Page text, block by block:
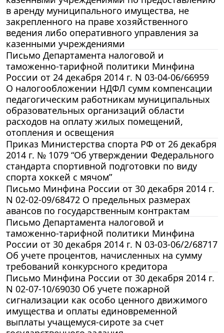
в аренду муниципального имущества, не
закрепленного на праве хозяйственного
ведения либо оперативного управления за
казенными учреждениями
Письмо Департамента налоговой и
таможенно-тарифной политики Минфина
России от 24 декабря 2014 г. N 03-04-06/66959
О налогообложении НДФЛ сумм компенсации
педагогическим работникам муниципальных
образовательных организаций области
расходов на оплату жилых помещений,
отопления и освещения
Приказ Министерства спорта РФ от 26 декабря
2014 г. № 1079 “Об утверждении Федерального
стандарта спортивной подготовки по виду
спорта хоккей с мячом”
Письмо Минфина России от 30 декабря 2014 г.
N 02-02-09/68472 О предельных размерах
авансов по государственным контрактам
Письмо Департамента налоговой и
таможенно-тарифной политики Минфина
России от 30 декабря 2014 г. N 03-03-06/2/68717
Об учете процентов, начисленных на сумму
требований конкурсного кредитора
Письмо Минфина России от 30 декабря 2014 г.
N 02-07-10/69030 Об учете пожарной
сигнализации как особо ценного движимого
имущества и оплаты единовременной
выплаты учащемуся-сироте за счет